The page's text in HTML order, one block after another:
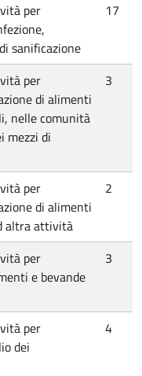
per
sanificazione
17
per
di alimenti
nelle comunità
mezzi di
3
per
di alimenti
altra attività
2
per
e bevande
3
per
dei
4